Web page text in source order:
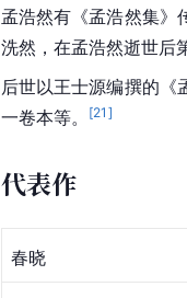
孟浩然有《孟浩然集》
洗然，在孟浩然逝世后
后世以王士源编撰的《
一卷本等。
[21 ]
代表作
春晓